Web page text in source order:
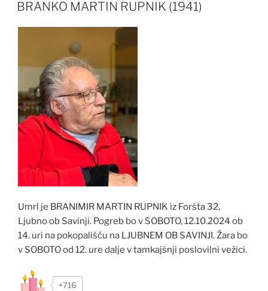
BRANKO MARTIN RUPNIK (1941)
Umrl je BRANIMIR MARTIN RUPNIK iz Foršta 32,
Ljubno ob Savinji. Pogreb bo v SOBOTO, 12.10.2024 ob
14. uri na pokopališču na LJUBNEM OB SAVINJI. Žara bo
v SOBOTO od 12. ure dalje v tamkajšnji poslovilni vežici.
+716